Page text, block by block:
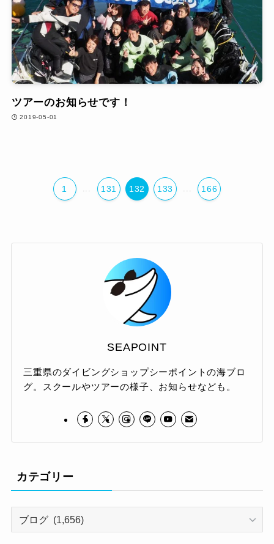
ツアーのお知らせです！
2019-05-01
1 ... 131 132 133 ... 166
SEAPOINT
三重県のダイビングショップシーポイントの海ブロ
グ。スクールやツアーの様子、お知らせなども。
カテゴリー